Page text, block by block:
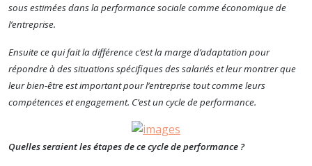
sous estimées dans la performance sociale comme économique de
l’entreprise.
Ensuite ce qui fait la différence c’est la marge d’adaptation pour
répondre à des situations spécifiques des salariés et leur montrer que
leur bien-être est important pour l’entreprise tout comme leurs
compétences et engagement. C’est un cycle de performance.
Quelles seraient les étapes de ce cycle de performance ?